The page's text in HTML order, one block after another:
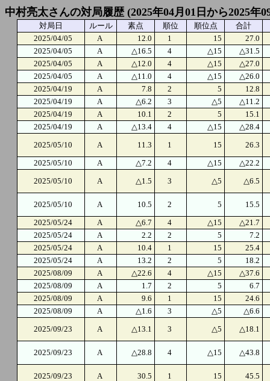
中村亮太さんの対局履歴 (2025年04月01日から2025年
対局日 ルール 素点 順位 順位点
合計
2025/04/05
A 12.0 1 15
27.0
2025/04/05
A △16.5 4 △15
△31.5
2025/04/05
A △12.0 4 △15
△27.0
2025/04/05
A △11.0 4 △15
△26.0
2025/04/19
A 7.8 2 5
12.8
2025/04/19
A △6.2 3 △5
△11.2
2025/04/19
A 10.1 2 5
15.1
2025/04/19
A △13.4 4 △15
△28.4
2025/05/10
A 11.3 1 15
26.3
2025/05/10
A △7.2 4 △15
△22.2
2025/05/10
A △1.5 3 △5 △6.5
2025/05/10 A 10.5 2 5
15.5
2025/05/24
A △6.7 4 △15
△21.7
2025/05/24
A 2.2 2 5
7.2
2025/05/24
A 10.4 1 15
25.4
2025/05/24
A 13.2 2 5
18.2
2025/08/09
A △22.6 4 △15
△37.6
2025/08/09
A 1.7 2 5
6.7
2025/08/09
A 9.6 1 15
24.6
2025/08/09
A △1.6 3 △5
△6.6
2025/09/23
A △13.1 3 △5 △18.1
2025/09/23 A △28.8 4 △15 △43.8
2025/09/23 A 30.5 1 15 45.5